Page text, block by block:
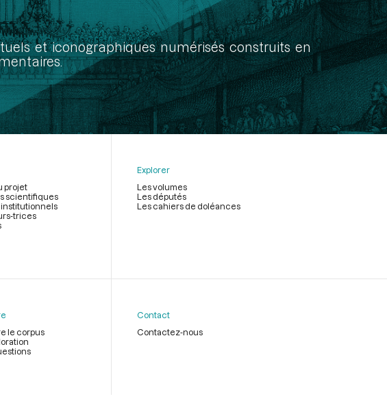
et iconographiques numérisés construits en
projet
scientifiques
trices
Explorer
Les volumes
Les députés
Les cahiers de doléances
le corpus
Contact
Contactez-nous